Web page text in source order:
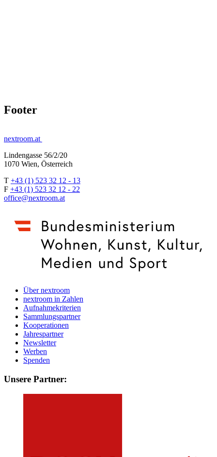
Footer
nextroom.at
Lindengasse 56/2/20
1070 Wien, Österreich
T +43 (1) 523 32 12 - 13
F +43 (1) 523 32 12 - 22
office@nextroom.at
Über nextroom
nextroom in Zahlen
Aufnahmekriterien
Sammlungspartner
Kooperationen
Jahrespartner
Newsletter
Werben
Spenden
Unsere Partner: